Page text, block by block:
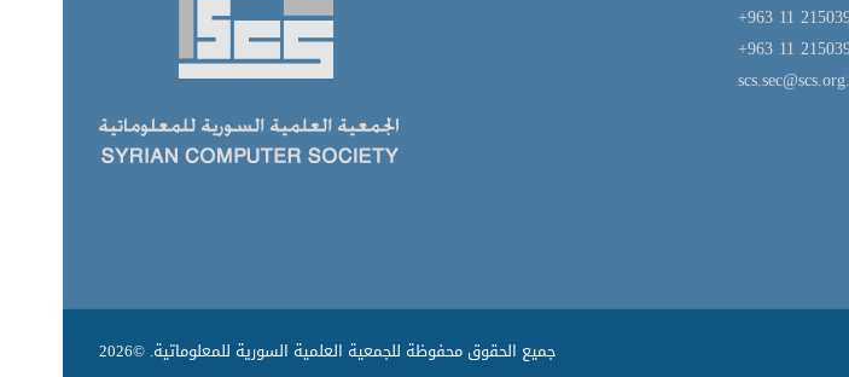
+963 11
+963 11
جميع الحقوق محفوظة للجمعية العلمية السورية للمعلوماتية. ©2026